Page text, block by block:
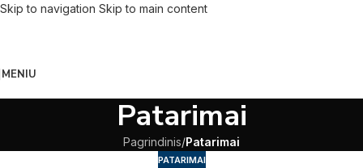
Skip to navigation Skip to main content
MENIU
Patarimai
Pagrindinis/Patarimai
PATARIMAI